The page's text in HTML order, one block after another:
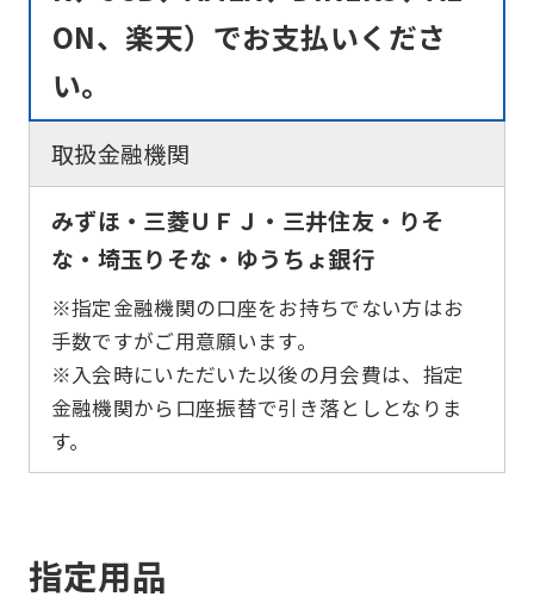
ON、楽天）でお支払いくださ
い。
取扱金融機関
みずほ・三菱ＵＦＪ・三井住友・りそ
な・埼玉りそな・ゆうちょ銀行
※指定金融機関の口座をお持ちでない方はお
手数ですがご用意願います。
※入会時にいただいた以後の月会費は、指定
金融機関から口座振替で引き落としとなりま
す。
指定用品